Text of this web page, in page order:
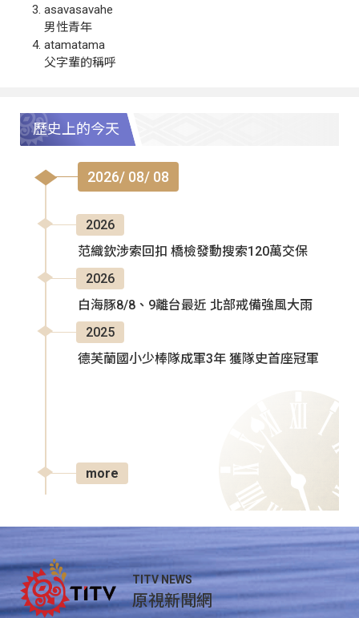
asavasavahe
男性青年
atamatama
父字輩的稱呼
歷史上的今天
2026/ 08/ 08
2026
范織欽涉索回扣 橋檢發動搜索120萬交保
2026
白海豚8/8、9離台最近 北部戒備強風大雨
2025
德芙蘭國小少棒隊成軍3年 獲隊史首座冠軍
more
TITV NEWS
原視新聞網